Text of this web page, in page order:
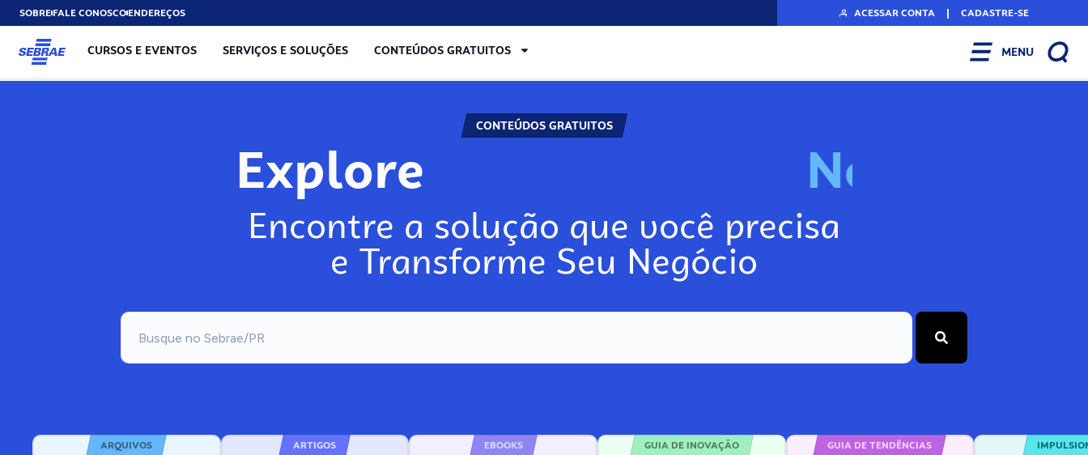
SOBREFALE CONOSCOENDEREÇOS ACESSAR CONTA | CADASTRE-SE
CURSOS E EVENTOS SERVIÇOS E SOLUÇÕES CONTEÚDOS GRATUITOS MENU
CONTEÚDOS GRATUITOS
Explore No
Encontre a solução que você precisa
e Transforme Seu Negócio
ARQUIVOS ARTIGOS EBOOKS GUIA DE INOVAÇÃO GUIA DE TENDÊNCIAS